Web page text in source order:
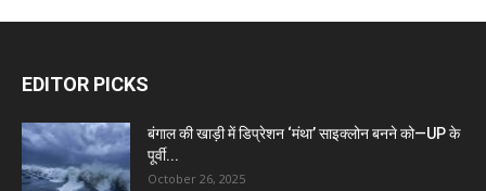
EDITOR PICKS
बंगाल की खाड़ी में डिप्रेशन ‘मंथा’ साइक्लोन बनने को—UP के
पूर्वी...
October 26, 2025